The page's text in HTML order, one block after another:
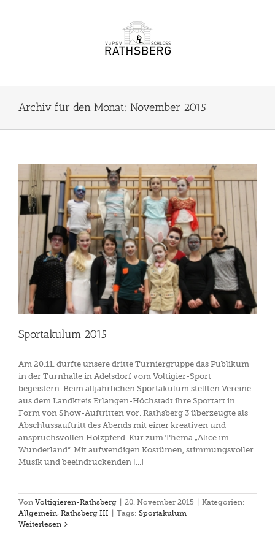
Archiv für den Monat: November 2015
Sportakulum 2015
Am 20.11. durfte unsere dritte Turniergruppe das Publikum
in der Turnhalle in Adelsdorf vom Voltigier-Sport
begeistern. Beim alljährlichen Sportakulum stellten Vereine
aus dem Landkreis Erlangen-Höchstadt ihre Sportart in
Form von Show-Auftritten vor. Rathsberg 3 überzeugte als
Abschlussauftritt des Abends mit einer kreativen und
anspruchsvollen Holzpferd-Kür zum Thema „Alice im
Wunderland“. Mit aufwendigen Kostümen, stimmungsvoller
Musik und beeindruckenden [...]
Von Voltigieren-Rathsberg 20. November 2015
Kategorien:
Allgemein, Rathsberg III Tags: Sportakulum
Weiterlesen